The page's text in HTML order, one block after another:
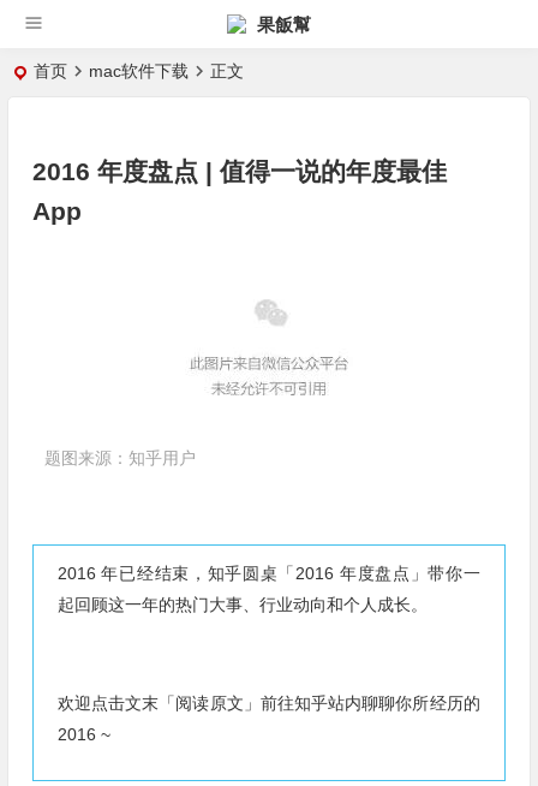
果飯幫
首页 mac软件下载 正文
2016 年度盘点 | 值得一说的年度最佳
App
题图来源：知乎用户
2016 年已经结束，知乎圆桌「2016 年度盘点」带你一
起回顾这一年的热门大事、行业动向和个人成长。
欢迎点击文末「阅读原文」前往知乎站内聊聊你所经历的
2016 ~